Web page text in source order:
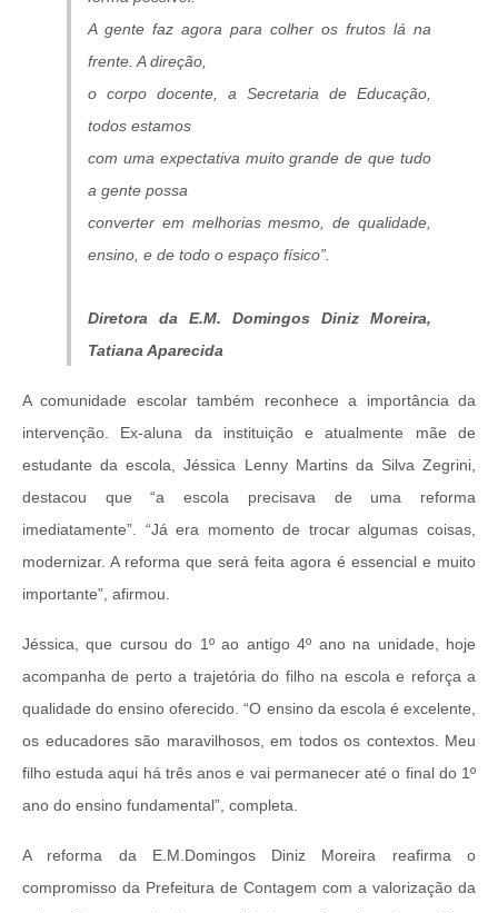
A gente faz agora para colher os frutos lá na
frente. A direção,
o corpo docente, a Secretaria de Educação,
todos estamos
com uma expectativa muito grande de que tudo
a gente possa
converter em melhorias mesmo, de qualidade,
ensino, e de todo o espaço físico”.
Diretora da E.M. Domingos Diniz Moreira,
Tatiana Aparecida
A comunidade escolar também reconhece a importância da
intervenção. Ex-aluna da instituição e atualmente mãe de
estudante da escola, Jéssica Lenny Martins da Silva Zegrini,
destacou que “a escola precisava de uma reforma
imediatamente”. “Já era momento de trocar algumas coisas,
modernizar. A reforma que será feita agora é essencial e muito
importante”, afirmou.
Jéssica, que cursou do 1º ao antigo 4º ano na unidade, hoje
acompanha de perto a trajetória do filho na escola e reforça a
qualidade do ensino oferecido. “O ensino da escola é excelente,
os educadores são maravilhosos, em todos os contextos. Meu
filho estuda aqui há três anos e vai permanecer até o final do 1º
ano do ensino fundamental”, completa.
A reforma da E.M.Domingos Diniz Moreira reafirma o
compromisso da Prefeitura de Contagem com a valorização da